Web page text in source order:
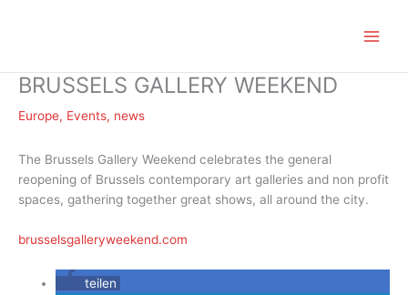
BRUSSELS GALLERY WEEKEND
Europe, Events, news
The Brussels Gallery Weekend celebrates the general
reopening of Brussels contemporary art galleries and non profit
spaces, gathering together great shows, all around the city.
brusselsgalleryweekend.com
teilen